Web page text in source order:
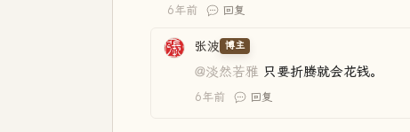
6年前 回复
张波 博主
@淡然若雅 只要折腾就会花钱。
6年前 回复